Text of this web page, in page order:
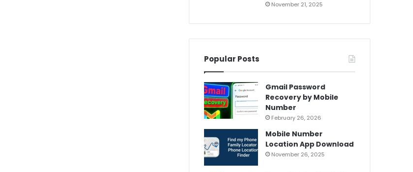
November 21, 2025
Popular Posts
Gmail Password
Recovery by Mobile
Number
February 26, 2026
Mobile Number
Location App Download
November 26, 2025